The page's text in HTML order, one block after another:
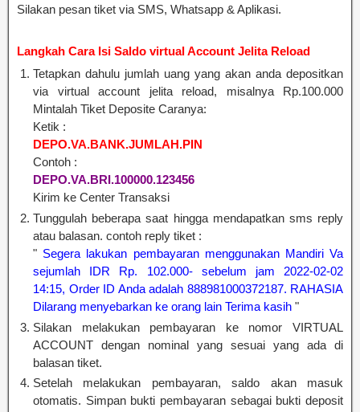
Silakan pesan tiket via SMS, Whatsapp & Aplikasi.
Langkah Cara Isi Saldo virtual Account Jelita Reload
Tetapkan dahulu jumlah uang yang akan anda depositkan
via virtual account jelita reload, misalnya Rp.100.000
Mintalah Tiket Deposite Caranya:
Ketik :
DEPO.VA.BANK.JUMLAH.PIN
Contoh :
DEPO.VA.BRI.100000.123456
Kirim ke Center Transaksi
Tunggulah beberapa saat hingga mendapatkan sms reply
atau balasan. contoh reply tiket :
" Segera lakukan pembayaran menggunakan Mandiri Va
sejumlah IDR Rp. 102.000- sebelum jam 2022-02-02
14:15, Order ID Anda adalah 888981000372187. RAHASIA
Dilarang menyebarkan ke orang lain Terima kasih "
Silakan melakukan pembayaran ke nomor VIRTUAL
ACCOUNT dengan nominal yang sesuai yang ada di
balasan tiket.
Setelah melakukan pembayaran, saldo akan masuk
otomatis. Simpan bukti pembayaran sebagai bukti deposit